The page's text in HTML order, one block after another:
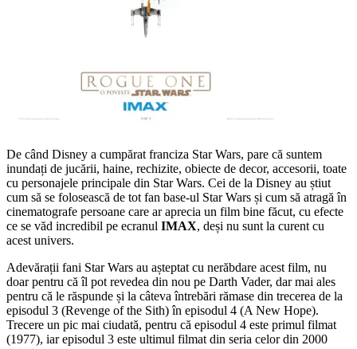
De când Disney a cumpărat franciza Star Wars, pare că suntem
inundați de jucării, haine, rechizite, obiecte de decor, accesorii, toate
cu personajele principale din Star Wars. Cei de la Disney au știut
cum să se folosească de tot fan base-ul Star Wars și cum să atragă în
cinematografe persoane care ar aprecia un film bine făcut, cu efecte
ce se văd incredibil pe ecranul IMAX, deși nu sunt la curent cu
acest univers.
Adevărații fani Star Wars au așteptat cu nerăbdare acest film, nu
doar pentru că îl pot revedea din nou pe Darth Vader, dar mai ales
pentru că le răspunde și la câteva întrebări rămase din trecerea de la
episodul 3 (Revenge of the Sith) în episodul 4 (A New Hope).
Trecere un pic mai ciudată, pentru că episodul 4 este primul filmat
(1977), iar episodul 3 este ultimul filmat din seria celor din 2000